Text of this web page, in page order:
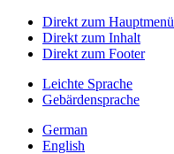
Direkt zum Hauptmenü
Direkt zum Inhalt
Direkt zum Footer
Leichte Sprache
Gebärdensprache
German
English